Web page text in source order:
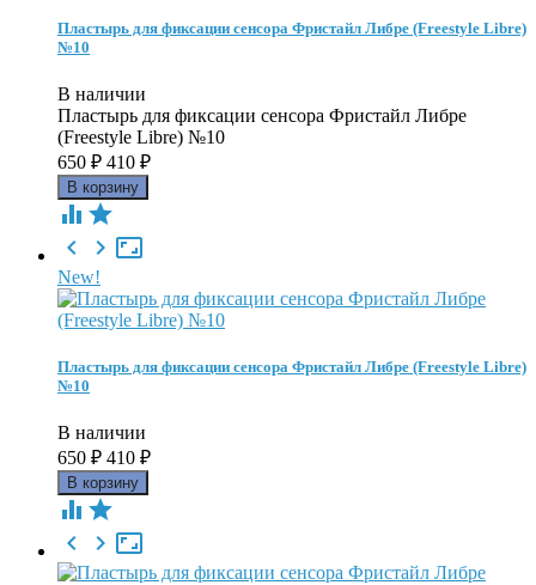
Пластырь для фиксации сенсора Фристайл Либре (Freestyle Libre)
№10
В наличии
Пластырь для фиксации сенсора Фристайл Либре
(Freestyle Libre) №10
650 ₽ 410 ₽
 

 
New!
Пластырь для фиксации сенсора Фристайл Либре (Freestyle Libre)
№10
В наличии
650 ₽ 410 ₽
 

 